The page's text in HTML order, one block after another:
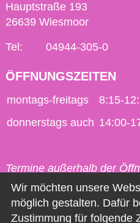
Hauptstraße 193
26639 Wiesmoor
Tel: 04944-305-0
ÖFFNUNGSZEITEN
montags-freitags
8:15-
donnerstags auch 14:00-
Termine außerhalb der
vorheriger Vereinbarung
Kontakt
Wir möchten unsere
möglich gestalten. Dafür
Zustimmung für folgende